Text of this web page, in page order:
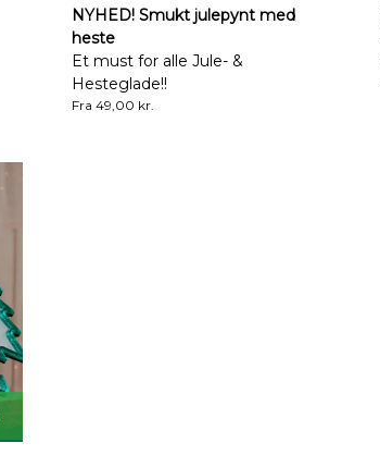
NYHED! Smukt julepynt med
heste
Et must for alle Jule- &
Hesteglade!!
Fra 49,00 kr.